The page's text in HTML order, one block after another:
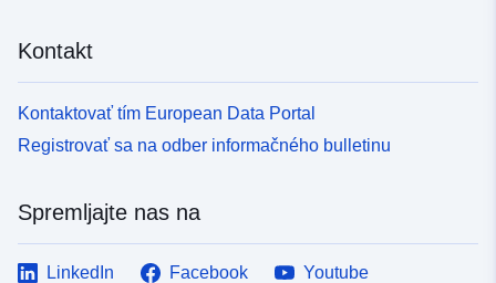
Kontakt
Kontaktovať tím European Data Portal
Registrovať sa na odber informačného bulletinu
Spremljajte nas na
LinkedIn Facebook
Youtube